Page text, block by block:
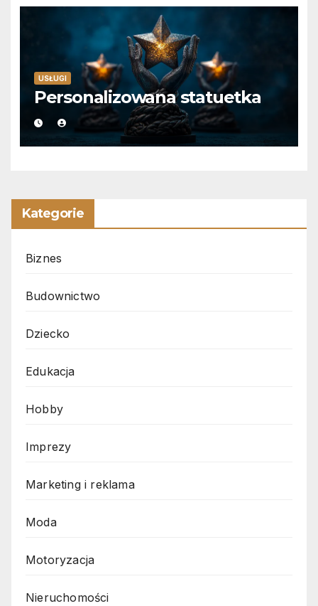
USŁUGI
Personalizowana statuetka
Kategorie
Biznes
Budownictwo
Dziecko
Edukacja
Hobby
Imprezy
Marketing i reklama
Moda
Motoryzacja
Nieruchomości